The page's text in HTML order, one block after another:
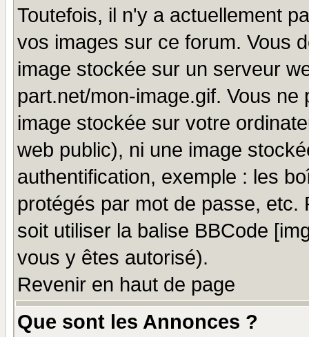
Toutefois, il n'y a actuellement
vos images sur ce forum. Vous
image stockée sur un serveur
part.net/mon-image.gif. Vous
image stockée sur votre
web public), ni une image
authentification, exemple : les
protégés par mot de passe,
soit utiliser la balise BBCode
vous y êtes autorisé).
Revenir en haut de page
Que sont les Annonces ?